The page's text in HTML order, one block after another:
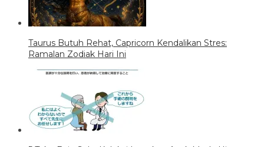
Taurus Butuh Rehat, Capricorn Kendalikan Stres:
Ramalan Zodiak Hari Ini